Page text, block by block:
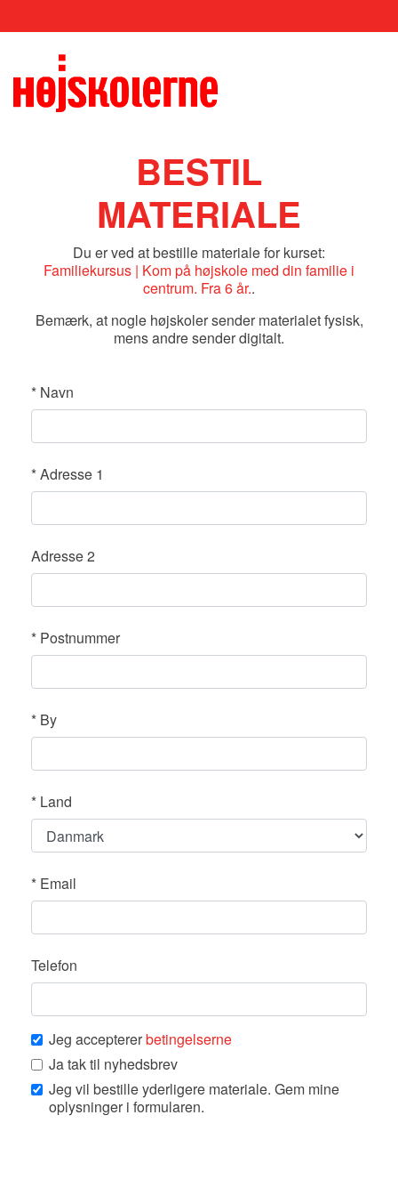
BESTIL
MATERIALE
Du er ved at bestille materiale for kurset:
Familiekursus | Kom på højskole med din familie i
centrum. Fra 6 år..
Bemærk, at nogle højskoler sender materialet fysisk,
mens andre sender digitalt.
* Navn
*Adresse 1
Adresse 2
* Postnummer
* By
* Land
* Email
Telefon
Jeg acceptererbetingelserne
Ja tak til nyhedsbrev
Jeg vil bestille yderligere materiale. Gem mine
oplysninger i formularen.